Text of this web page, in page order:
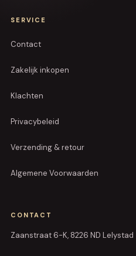
SERVICE
Contact
Zakelijk inkopen
Klachten
Privacybeleid
Verzending & retour
Algemene Voorwaarden
CONTACT
Zaanstraat 6-K, 8226 ND Lelystad